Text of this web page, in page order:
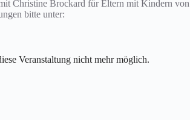
Christine Brockard für Eltern mit Kindern von
bitte unter:
Veranstaltung nicht mehr möglich.